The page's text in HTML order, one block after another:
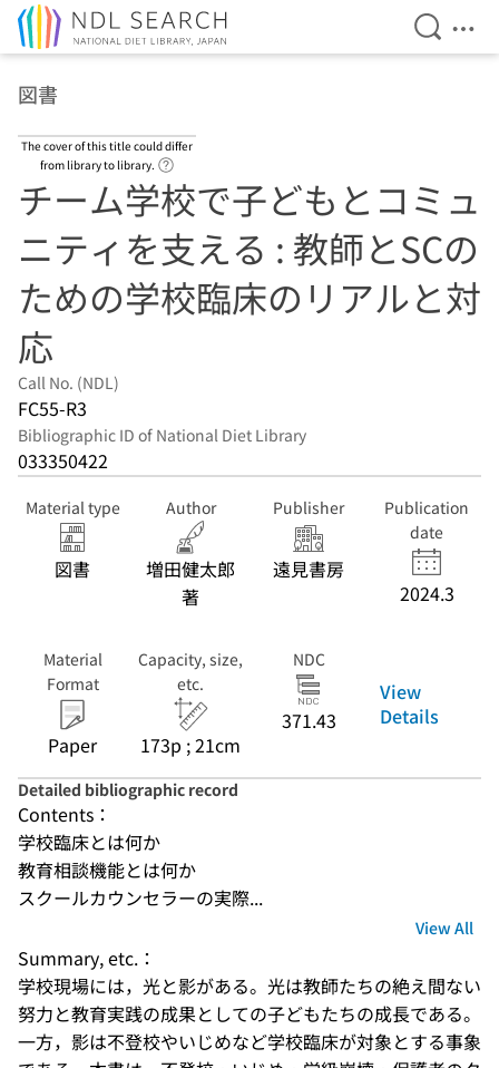
Open
図書
The cover of this title could differ
from library to library.
チーム学校で子どもとコミュ
ニティを支える : 教師とSCの
ための学校臨床のリアルと対
応
Call No. (NDL)
FC55-R3
Bibliographic ID of National Diet Library
033350422
Material type
図書
Author
増田健太郎
著
Publisher
遠見書房
Publication
date
2024.3
Material
Format
Paper
Capacity, size,
etc.
173p ; 21cm
NDC
371.43
View
Details
Detailed bibliographic record
Contents：
学校臨床とは何か
教育相談機能とは何か
スクールカウンセラーの実際...
View All
Summary, etc.：
学校現場には，光と影がある。光は教師たちの絶え間ない
努力と教育実践の成果としての子どもたちの成長である。
一方，影は不登校やいじめなど学校臨床が対象とする事象